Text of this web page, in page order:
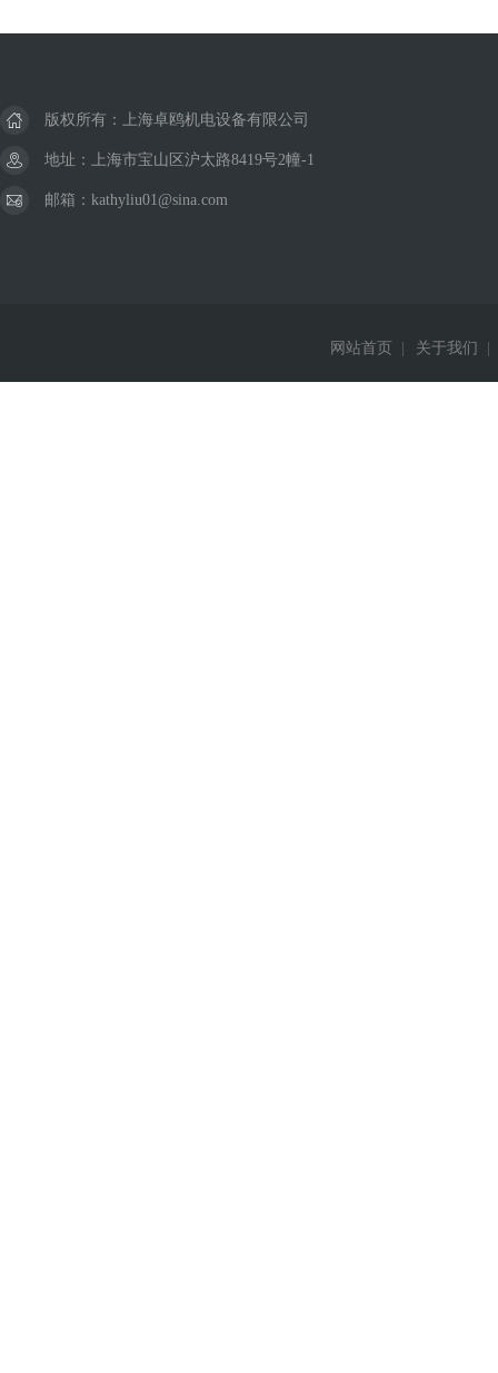
版权所有：上海卓鸥机电设备有限公司
地址：上海市宝山区沪太路8419号2幢-1
邮箱：kathyliu01@sina.com
网站首页 关于我们